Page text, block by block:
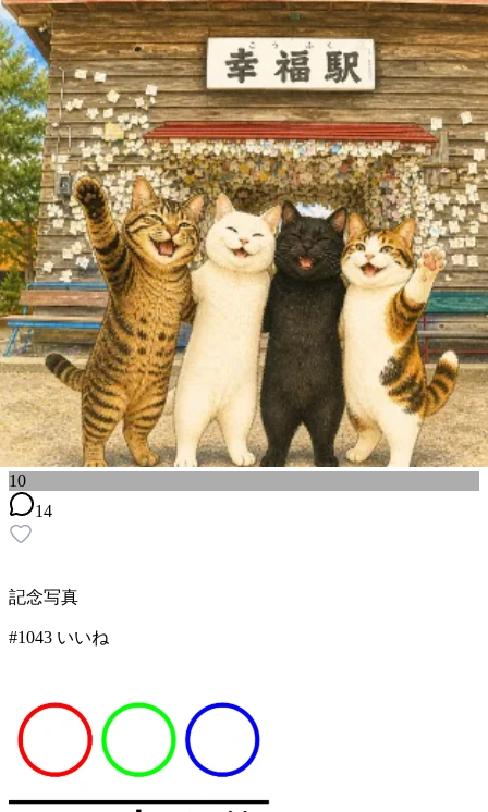
10
14
記念写真
#1043 いいね